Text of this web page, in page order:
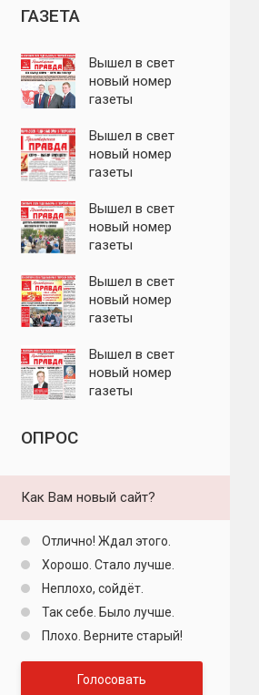
ГАЗЕТА
Вышел в свет
новый номер
газеты
правда"
Вышел в свет
новый номер
газеты
правда"
Вышел в свет
новый номер
газеты
правда"
Вышел в свет
новый номер
газеты
правда"
Вышел в свет
новый номер
газеты
ОПРОС
Как Вам новый сайт?
Отлично! Ждал этого.
Хорошо. Стало лучше.
Неплохо, сойдёт.
Так себе. Было лучше.
Плохо. Верните старый!
Голосовать